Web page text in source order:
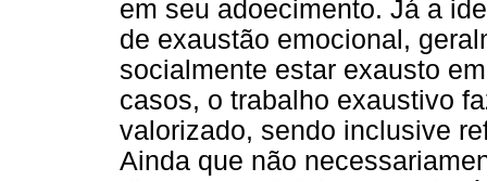
em seu adoecimento. Já a
de exaustão emocional,
socialmente estar exausto
casos, o trabalho exaustivo
valorizado, sendo inclusive
Ainda que não